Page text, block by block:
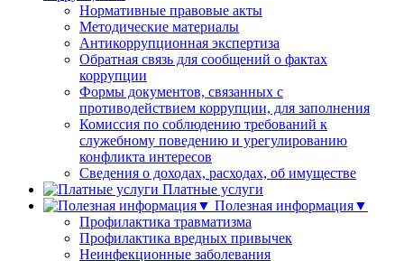
Нормативные правовые акты
Методические материалы
Антикоррупционная экспертиза
Обратная связь для сообщений о фактах
коррупции
Формы документов, связанных с
противодействием коррупции, для заполнения
Комиссия по соблюдению требований к
служебному поведению и урегулированию
конфликта интересов
Сведения о доходах, расходах, об имуществе
Платные услуги
Полезная информация▼
Профилактика травматизма
Профилактика вредных привычек
Неинфекционные заболевания